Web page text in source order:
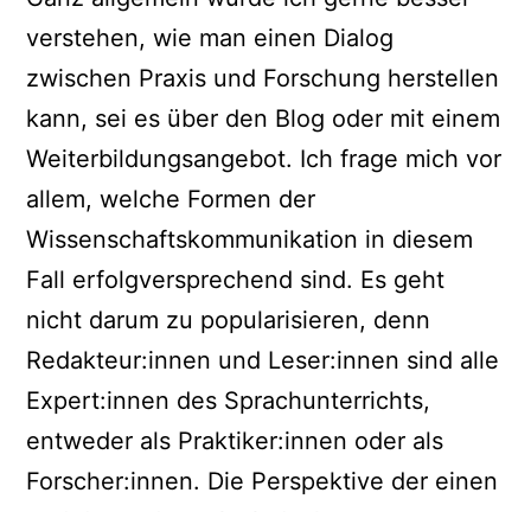
verstehen, wie man einen Dialog
zwischen Praxis und Forschung herstellen
kann, sei es über den Blog oder mit einem
Weiterbildungsangebot. Ich frage mich vor
allem, welche Formen der
Wissenschaftskommunikation in diesem
Fall erfolgversprechend sind. Es geht
nicht darum zu popularisieren, denn
Redakteur:innen und Leser:innen sind alle
Expert:innen des Sprachunterrichts,
entweder als Praktiker:innen oder als
Forscher:innen. Die Perspektive der einen